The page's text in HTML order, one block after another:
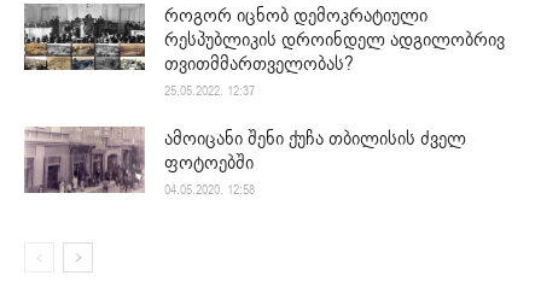
როგორ იცნობ დემოკრატიული
რესპუბლიკის დროინდელ ადგილობრივ
თვითმმართველობას?
25.05.2022. 12:37
ამოიცანი შენი ქუჩა თბილისის ძველ
ფოტოებში
04.05.2020. 12:58